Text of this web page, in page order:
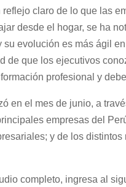
reflejo claro de lo que las
desde el hogar, se ha
su evolución es más ágil
de que los ejecutivos
profesional y
en el mes de junio, a
empresas del
y de los
completo, ingresa al